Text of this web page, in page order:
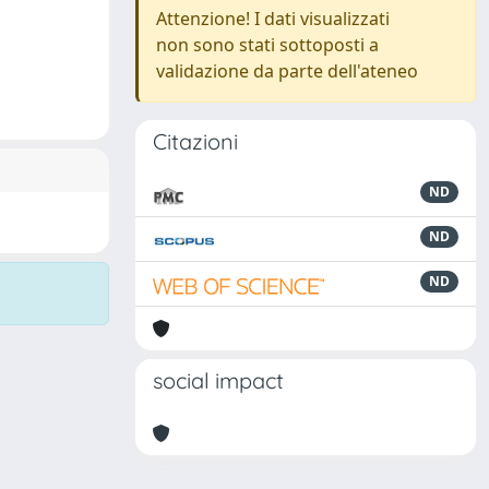
Attenzione! I dati visualizzati
non sono stati sottoposti a
validazione da parte dell'ateneo
Citazioni
ND
ND
ND
social impact